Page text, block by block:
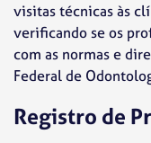
visitas técnicas às
verificando se os
com as normas e
Federal de
Registro de